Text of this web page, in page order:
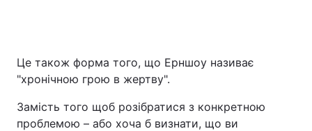
Це також форма того, що Ерншоу називає
"хронічною грою в жертву".
Замість того щоб розібратися з конкретною
проблемою – або хоча б визнати, що ви